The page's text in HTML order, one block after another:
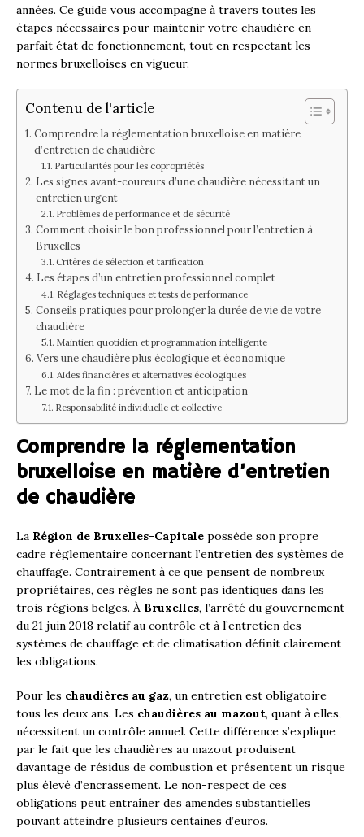
années. Ce guide vous accompagne à travers toutes les
étapes nécessaires pour maintenir votre chaudière en
parfait état de fonctionnement, tout en respectant les
normes bruxelloises en vigueur.
Contenu de l'article
Comprendre la réglementation bruxelloise en matière
d’entretien de chaudière
Particularités pour les copropriétés
Les signes avant-coureurs d’une chaudière nécessitant un
entretien urgent
Problèmes de performance et de sécurité
Comment choisir le bon professionnel pour l’entretien à
Bruxelles
Critères de sélection et tarification
Les étapes d’un entretien professionnel complet
Réglages techniques et tests de performance
Conseils pratiques pour prolonger la durée de vie de votre
chaudière
Maintien quotidien et programmation intelligente
Vers une chaudière plus écologique et économique
Aides financières et alternatives écologiques
Le mot de la fin : prévention et anticipation
Responsabilité individuelle et collective
Comprendre la réglementation
bruxelloise en matière d’entretien
de chaudière
La Région de Bruxelles-Capitale possède son propre
cadre réglementaire concernant l’entretien des systèmes de
chauffage. Contrairement à ce que pensent de nombreux
propriétaires, ces règles ne sont pas identiques dans les
trois régions belges. À Bruxelles, l’arrêté du gouvernement
du 21 juin 2018 relatif au contrôle et à l’entretien des
systèmes de chauffage et de climatisation définit clairement
les obligations.
Pour les chaudières au gaz, un entretien est obligatoire
tous les deux ans. Les chaudières au mazout, quant à elles,
nécessitent un contrôle annuel. Cette différence s’explique
par le fait que les chaudières au mazout produisent
davantage de résidus de combustion et présentent un risque
plus élevé d’encrassement. Le non-respect de ces
obligations peut entraîner des amendes substantielles
pouvant atteindre plusieurs centaines d’euros.